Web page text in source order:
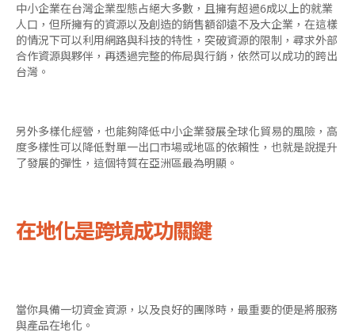
中小企業在台灣企業型態占絕大多數，且擁有超過6成以上的就業
人口，但所擁有的資源以及創造的銷售額卻遠不及大企業，在這樣
的情況下可以利用網路與科技的特性，突破資源的限制，尋求外部
合作資源與夥伴，再透過完整的佈局與行銷，依然可以成功的跨出
台灣。
另外多樣化經營，也能夠降低中小企業發展全球化貿易的風險，高
度多樣性可以降低對單一出口市場或地區的依賴性，也就是說提升
了發展的彈性，這個特質在亞洲區最為明顯。
在地化是跨境成功關鍵
當你具備一切資金資源，以及良好的團隊時，最重要的便是將服務
與產品在地化。